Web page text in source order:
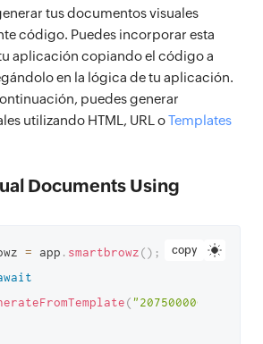
tus documentos visuales
código. Puedes incorporar esta
aplicación copiando el código a
en la lógica de tu aplicación.
puedes generar
utilizando HTML, URL oTemplates
Documents Using
copy
= app . smartbrowz() ;
("2075000000021001"